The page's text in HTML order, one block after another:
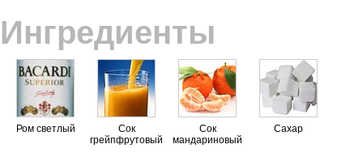
Ингредиенты
Ром светлый
Сок
грейпфрутовый
Сок
мандариновый
Сахар